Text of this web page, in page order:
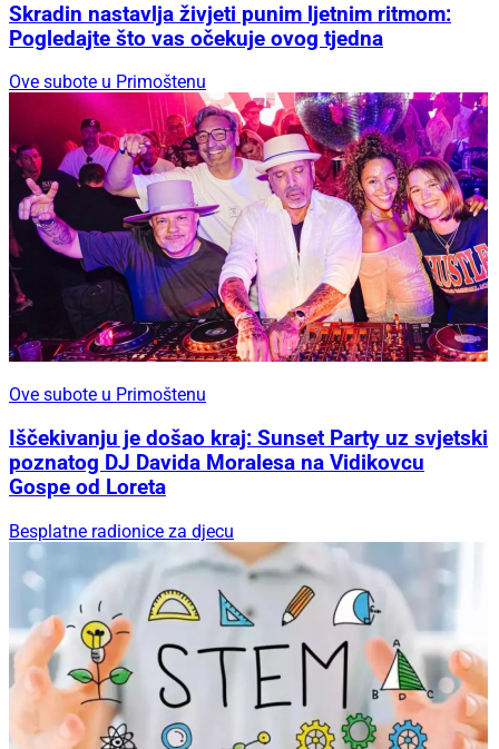
Skradin nastavlja živjeti punim ljetnim ritmom:
Pogledajte što vas očekuje ovog tjedna
Ove subote u Primoštenu
Ove subote u Primoštenu
Iščekivanju je došao kraj: Sunset Party uz svjetski
poznatog DJ Davida Moralesa na Vidikovcu
Gospe od Loreta
Besplatne radionice za djecu